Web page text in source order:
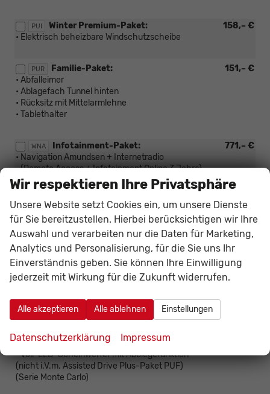
PUI 158,– €
Winter Premium-Paket:
• Elektrisch beheizbare Windschutzscheibe
PUR 151,– €
Familie-Paket:
• Abfalleimer
• Ablagefach Tunnel hinten
• Rücksitz mit Mittelarmlehne
• Tablethalter
WNA 771,– €
Infotainment-Paket:
• Navigation Amundsen + Internetradio
• (Remote Access + Infotainment Online 3 Jahre)
197,– €
Rough Road-Paket:
• Erhöhte Hinterachsaufhängung
• Vorderachsaufhängung
• Unterbodenschutz
(nicht 1.5 TSI oder i.V.m. Sportsfahrwerk PSP)
PUF 340,– €
Assisted Drive-Plus-Paket:
(nicht i.V.m. Licht- und Sicht-Paket PUN)
Licht- und Sicht Plus-Paket:
• Fernlichtassistent
• Voll-LED-Scheinwerfer mit Abbiegefunktion
(nicht i.V.m. Assisted Drive Plus-Paket PUF)
(Serie Monte Carlo)
Wir respektieren Ihre Privatsphäre
Unsere Website setzt Cookies ein, um unsere Dienste
für Sie bereitzustellen. Hierbei berücksichtigen wir Ihre
Auswahl und verarbeiten nur die Daten für Marketing,
Analytics und Personalisierung, für die Sie uns Ihr
Einverständnis geben. Sie können Ihre Einwilligung
jederzeit mit Wirkung für die Zukunft widerrufen.
Alle akzeptieren Alle ablehnen Einstellungen
Datenschutzerklärung Impressum